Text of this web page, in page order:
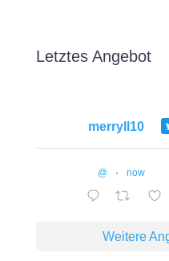
Letztes Angebot
merryll10
@ · now
Weitere